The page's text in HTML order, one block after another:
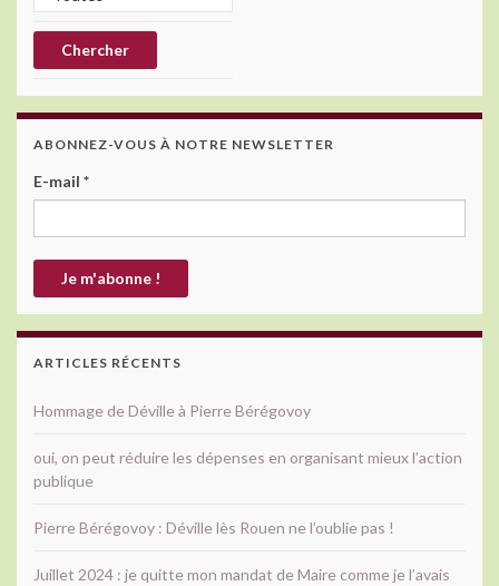
ABONNEZ-VOUS À NOTRE NEWSLETTER
E-mail *
ARTICLES RÉCENTS
Hommage de Déville à Pierre Bérégovoy
oui, on peut réduire les dépenses en organisant mieux l’action
publique
Pierre Bérégovoy : Déville lès Rouen ne l’oublie pas !
Juillet 2024 : je quitte mon mandat de Maire comme je l’avais